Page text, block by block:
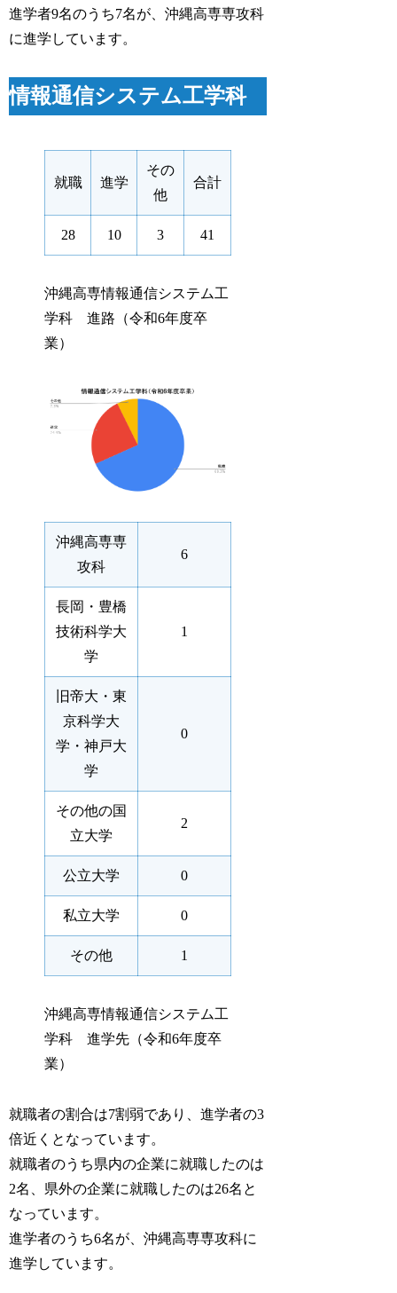
進学者9名のうち7名が、沖縄高専専攻科
に進学しています。
情報通信システム工学科
就職 進学
その
他
合計
28 10 3 41
沖縄高専情報通信システム工
学科 進路（令和6年度卒
業）
沖縄高専専
攻科
6
長岡・豊橋
技術科学大
学
1
旧帝大・東
京科学大
学・神戸大
学
0
その他の国
立大学
2
公立大学 0
私立大学 0
その他 1
沖縄高専情報通信システム工
学科 進学先（令和6年度卒
業）
就職者の割合は7割弱であり、進学者の3
倍近くとなっています。
就職者のうち県内の企業に就職したのは
2名、県外の企業に就職したのは26名と
なっています。
進学者のうち6名が、沖縄高専専攻科に
進学しています。